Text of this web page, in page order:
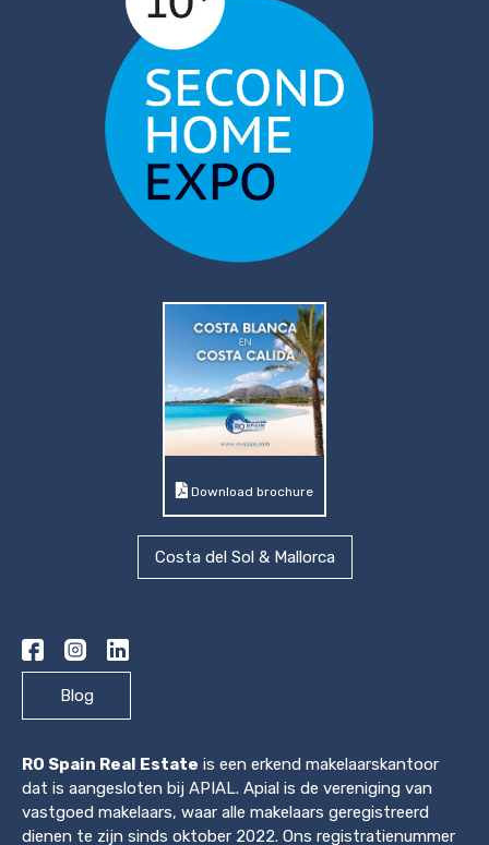
Download brochure
Costa del Sol & Mallorca
Blog
RO Spain Real Estate is een erkend makelaarskantoor
dat is aangesloten bij APIAL. Apial is de vereniging van
vastgoed makelaars, waar alle makelaars geregistreerd
dienen te zijn sinds oktober 2022. Ons registratienummer